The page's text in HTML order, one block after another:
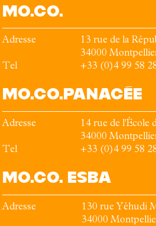
MO.CO.
Adresse
13 rue de la
34000
Tel
+33 (0)4 99 58
MO.CO. PANACÉE
Adresse
14 rue de l'École
34000
Tel
+33 (0)4 99 58
MO.CO. ESBA
Adresse
130 rue Yéhudi
34000